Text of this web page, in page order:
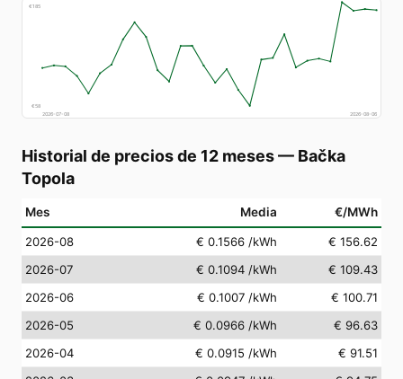
€185
€58
2026-07-08
2026-08-06
Historial de precios de 12 meses— Bačka
Topola
Mes Media €/MWh
2026-08 € 0.1566 /kWh
€ 156.62
2026-07
€ 0.1094 /kWh
€ 109.43
2026-06
€ 0.1007 /kWh
€ 100.71
2026-05
€ 0.0966 /kWh
€ 96.63
2026-04
€ 0.0915 /kWh
€ 91.51